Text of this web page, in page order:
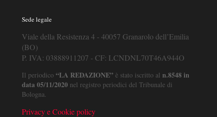
Sede legale
Viale della Resistenza 4 - 40057 Granarolo dell’Emilia
(BO)
P. IVA: 03888911207 - CF: LCNDNL70T46A944O
Il periodico “LA REDAZIONE” è stato iscritto al n.8548 in
data 05/11/2020 nel registro periodici del Tribunale di
Bologna.
Privacy e Cookie policy